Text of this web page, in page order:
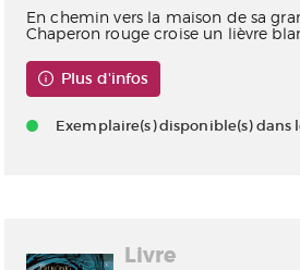
En chemin vers la maison de sa
Chaperon rouge croise un lièvre
Plus d'infos
Exemplaire(s) disponible(s) dans
Livre